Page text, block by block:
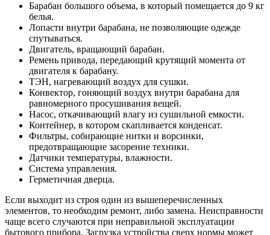
Барабан большого объема, в который помещается до 9 кг
белья.
Лопасти внутри барабана, не позволяющие одежде
спутываться.
Двигатель, вращающий барабан.
Ремень привода, передающий крутящий момента от
двигателя к барабану.
ТЭН, нагревающий воздух для сушки.
Конвектор, гоняющий воздух внутри барабана для
равномерного просушивания вещей.
Насос, откачивающий влагу из сушильной емкости.
Контейнер, в котором скапливается конденсат.
Фильтры, собирающие нитки и ворсинки,
предотвращающие засорение техники.
Датчики температуры, влажности.
Система управления.
Герметичная дверца.
Если выходит из строя один из вышеперечисленных
элементов, то необходим ремонт, либо замена. Неисправности
чаще всего случаются при неправильной эксплуатации
бытового прибора. Загрузка устройства сверх нормы может